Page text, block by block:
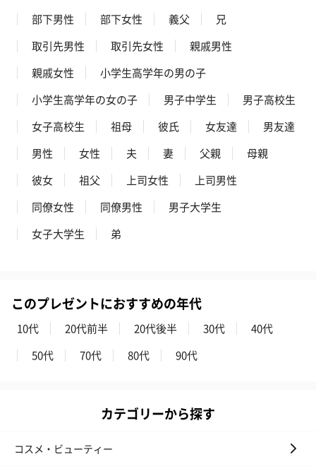
部下男性 部下女性 義父
兄
取引先男性
取引先女性
親戚男性
親戚女性
小学生高学年の男の子
小学生高学年の女の子
男子中学生
男子高校生
女子高校生
祖母 彼氏 女友達
男友達
男性
女性 夫 妻 父親
母親
彼女
祖父 上司女性
上司男性
同僚女性
同僚男性
男子大学生
女子大学生
弟
このプレゼントにおすすめの年代
10代 20代前半 20代後半 30代
40代
50代
70代 80代 90代
カテゴリーから探す
コスメ・ビューティー